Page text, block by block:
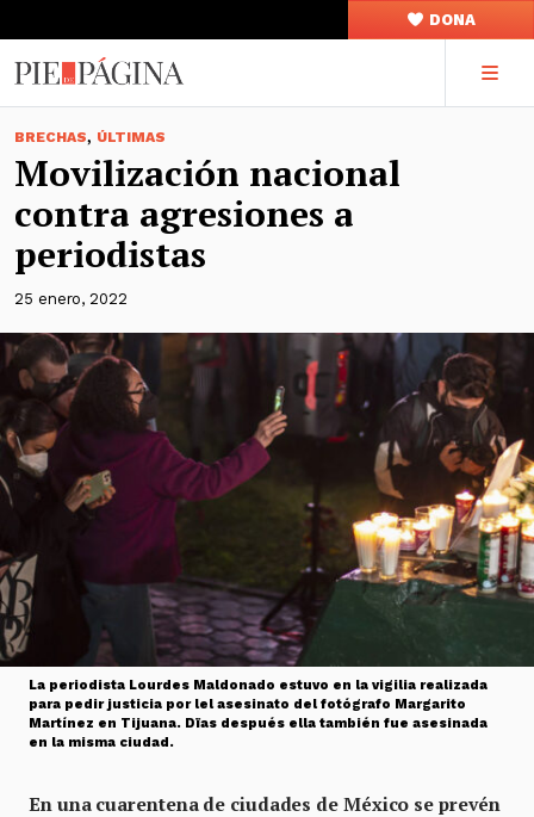
DONA
BRECHAS, ÚLTIMAS
Movilización nacional
contra agresiones a
periodistas
25 enero, 2022
La periodista Lourdes Maldonado estuvo en la vigilia realizada
para pedir justicia por lel asesinato del fotógrafo Margarito
Martínez en Tijuana. Dïas después ella también fue asesinada
en la misma ciudad.
En una cuarentena de ciudades de México se prevén